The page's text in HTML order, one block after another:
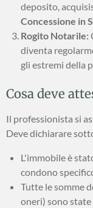
deposito,
Concessione in
Rogito Notarile:
diventa
gli estremi della
Cosa deve
Il professionista si
Deve dichiarare
L'immobile è
condono
Tutte le somme
oneri) sono state